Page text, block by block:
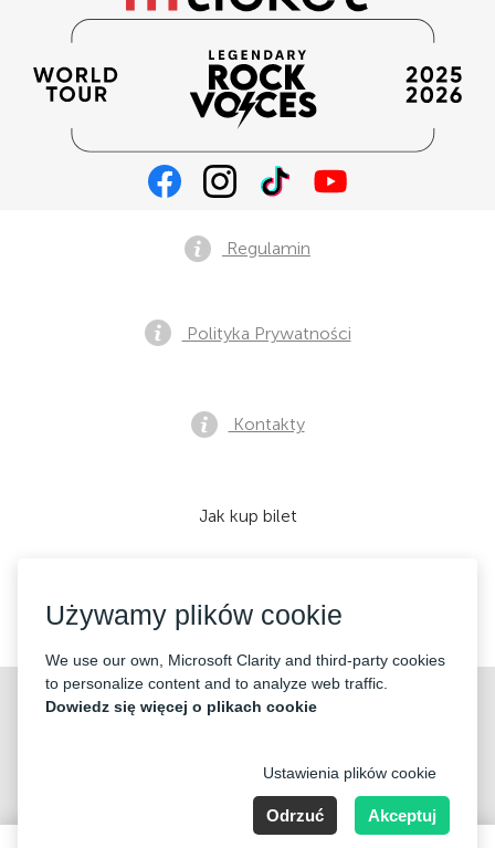
©2026 «Mticket Sp. z o.o.» Wszelkie prawa zastrzeżone
Regulamin
Polityka Prywatności
Kontakty
Jak kup bilet
Akceptujemy:
Używamy plików cookie
We use our own, Microsoft Clarity and third-party cookies
to personalize content and to analyze web traffic.
Dowiedz się więcej o plikach cookie
Ustawienia plików cookie
Odrzuć Akceptuj